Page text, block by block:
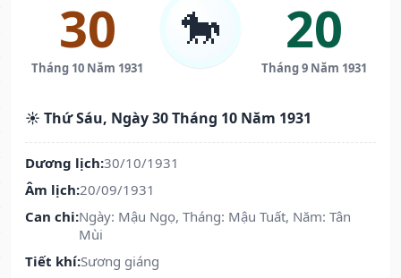
30
Tháng 10 Năm 1931
🐎 20
Tháng 9 Năm 1931
☀️ Thứ Sáu, Ngày 30 Tháng 10 Năm 1931
Dương lịch:30/10/1931
Âm lịch:20/09/1931
Can chi:Ngày: Mậu Ngọ, Tháng: Mậu Tuất, Năm: Tân
Mùi
Tiết khí:Sương giáng